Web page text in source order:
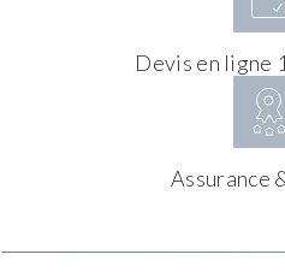
Devis en ligne
Assurance